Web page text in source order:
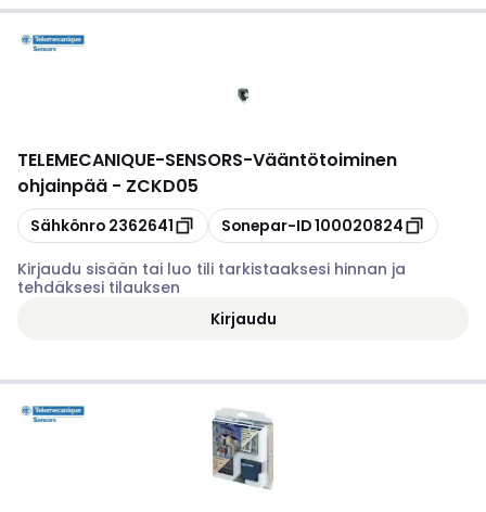
TELEMECANIQUE-SENSORS-Vääntötoiminen
ohjainpää - ZCKD05
Kopioi
Sähkönro 2362641 Kopioi
Sonepar-ID100020824
Kirjaudu sisään tai luo tili tarkistaaksesi hinnan ja
tehdäksesi tilauksen
Kirjaudu